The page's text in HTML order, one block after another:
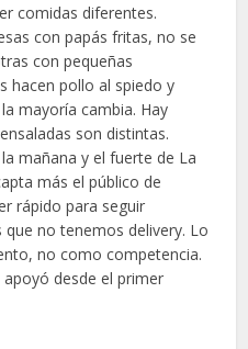
comidas diferentes.
con papás fritas, no se
con pequeñas
hacen pollo al spiedo y
mayoría cambia. Hay
son distintas.
mañana y el fuerte de La
más el público de
rápido para seguir
no tenemos delivery. Lo
no como competencia.
desde el primer